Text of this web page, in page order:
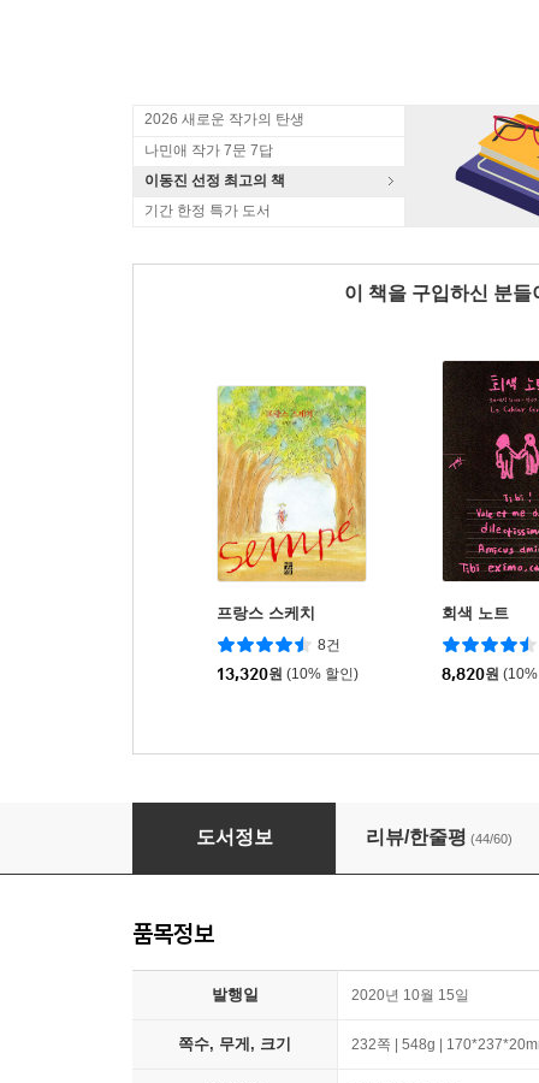
2026 새로운 작가의 탄생
나민애 작가 7문 7답
이동진 선정 최고의 책
기간 한정 특가 도서
이 책을 구입하신 분
프랑스 스케치
8건
13,320원 (10% 할인)
회색 노트
8,820원
상페의 음악
도서정보 리뷰/한줄평 (44/60)
품목정보
발행일 2020년 10월 15일
쪽수, 무게, 크기 232쪽 | 548g |